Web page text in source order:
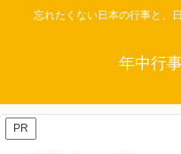
忘れたくない日本の行事と、
年中行
PR